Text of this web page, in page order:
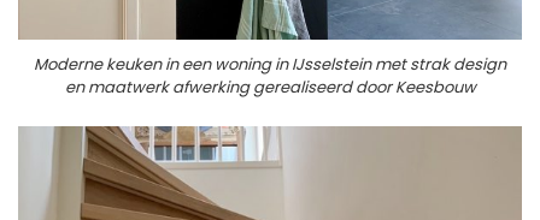
Moderne keuken in een woning in IJsselstein met strak design
en maatwerk afwerking gerealiseerd door Keesbouw